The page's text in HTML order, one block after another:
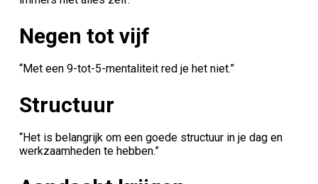
Negen tot vijf
“Met een 9-tot-5-mentaliteit red je het niet.”
Structuur
“Het is belangrijk om een goede structuur in je dag en
werkzaamheden te hebben.”